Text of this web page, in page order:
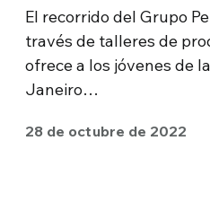
El recorrido del Grupo
través de talleres de
ofrece a los jóvenes de
Janeiro…
28 de octubre de 2022